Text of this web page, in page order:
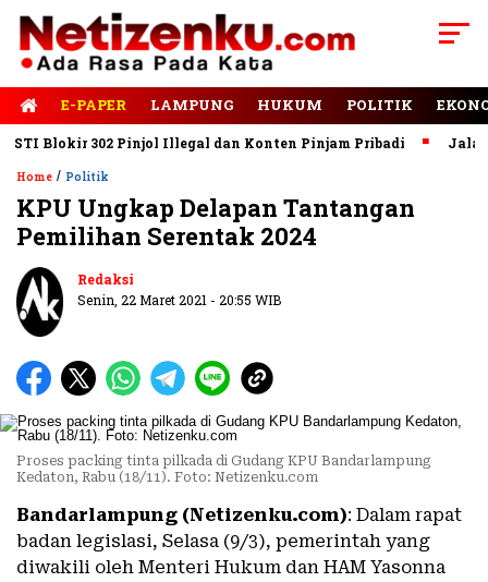
E-PAPER LAMPUNG HUKUM POLITIK
Blokir 302 Pinjol Illegal dan Konten Pinjam Pribadi Jalan
Home / Politik
KPU Ungkap Delapan Tantangan
Pemilihan Serentak 2024
Redaksi
Senin, 22 Maret 2021 - 20:55 WIB
Proses packing tinta pilkada di Gudang KPU Bandarlampung
Kedaton, Rabu (18/11). Foto: Netizenku.com
Bandarlampung (Netizenku.com): Dalam rapat
badan legislasi, Selasa (9/3), pemerintah yang
diwakili oleh Menteri Hukum dan HAM Yasonna